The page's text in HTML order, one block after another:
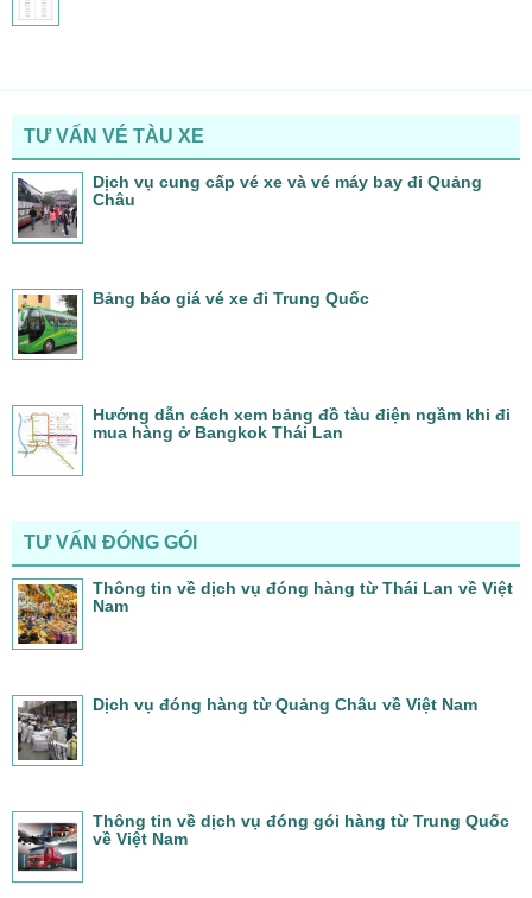
TƯ VẤN VÉ TÀU XE
Dịch vụ cung cấp vé xe và vé máy bay đi Quảng
Châu
Bảng báo giá vé xe đi Trung Quốc
Hướng dẫn cách xem bảng đồ tàu điện ngầm khi đi
mua hàng ở Bangkok Thái Lan
TƯ VẤN ĐÓNG GÓI
Thông tin về dịch vụ đóng hàng từ Thái Lan về Việt
Nam
Dịch vụ đóng hàng từ Quảng Châu về Việt Nam
Thông tin về dịch vụ đóng gói hàng từ Trung Quốc
về Việt Nam